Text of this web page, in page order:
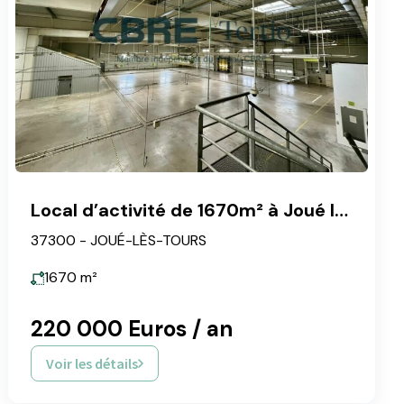
Local d’activité de 1670m² à Joué les Tours
37300 - JOUÉ-LÈS-TOURS
1670 m²
220 000 Euros / an
Voir les détails